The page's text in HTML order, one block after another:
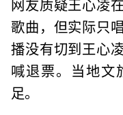
歌曲，但实际只
播没有切到王心
喊退票。当地文
足。